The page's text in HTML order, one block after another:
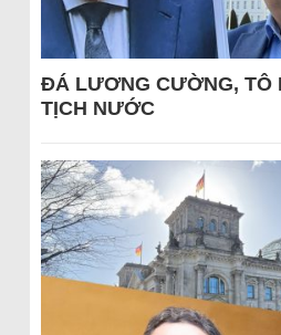
ĐÁ LƯƠNG CƯỜNG, TÔ
TỊCH NƯỚC